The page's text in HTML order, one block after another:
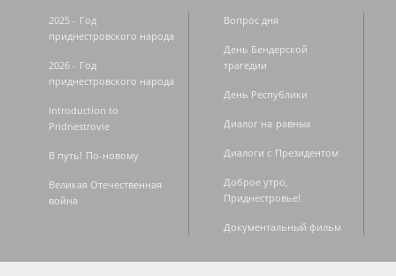
2025 - Год
приднестровского народа
2026 - Год
приднестровского народа
Introduction to
Pridnestrovie
В путь! По-новому
Великая Отечественная
война
Вопрос дня
День Бендерской
трагедии
День Республики
Диалог на равных
Диалоги с Президентом
Доброе утро,
Приднестровье!
Документальный фильм